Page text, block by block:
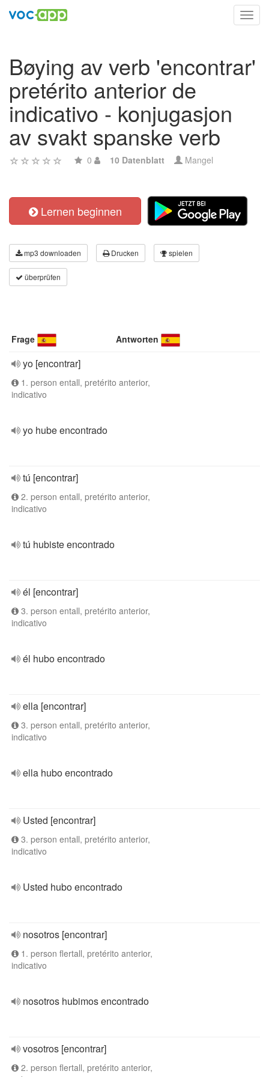
Bøying av verb 'encontrar'
pretérito anterior de
indicativo - konjugasjon
av svakt spanske verb
0 10 Datenblatt Mangel
Lernen beginnen
mp3 downloaden Drucken spielen
überprüfen
Frage Antworten
yo [encontrar]
1. person entall, pretérito anterior,
indicativo
yo hube encontrado
tú [encontrar]
2. person entall, pretérito anterior,
indicativo
tú hubiste encontrado
él [encontrar]
3. person entall, pretérito anterior,
indicativo
él hubo encontrado
ella [encontrar]
3. person entall, pretérito anterior,
indicativo
ella hubo encontrado
Usted [encontrar]
3. person entall, pretérito anterior,
indicativo
Usted hubo encontrado
nosotros [encontrar]
1. person flertall, pretérito anterior,
indicativo
nosotros hubimos encontrado
vosotros [encontrar]
2. person flertall, pretérito anterior,